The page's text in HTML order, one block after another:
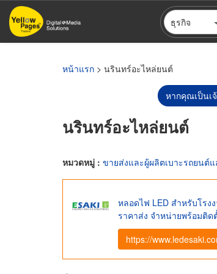
ข้าม
ไป
ธุรกิจ
หน้าแรก > นรินทร์อะไหล่ยนต์
หากคุณเป็นเ
นรินทร์อะไหล่ยนต์
หมวดหมู่ : ขายส่งและผู้ผลิตเบาะรถยนต์
หลอดไฟ LED สำหรับโรง
ราคาส่ง จำหน่ายพร้อมติ
https://